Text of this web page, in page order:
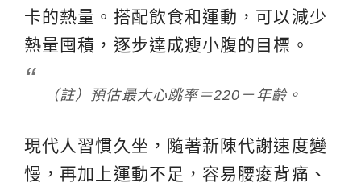
卡的熱量。搭配飲食和運動，可以減少
熱量囤積，逐步達成瘦小腹的目標。
（註）預估最大心跳率＝220－年齡。
現代人習慣久坐，隨著新陳代謝速度變
慢，再加上運動不足，容易腰痠背痛、